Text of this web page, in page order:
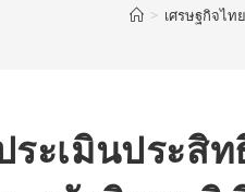
> เศรษฐกิจไทย
ะเมินประสิ